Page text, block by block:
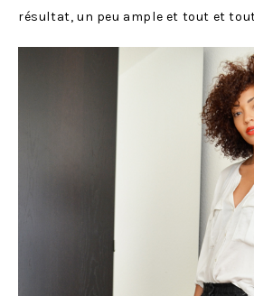
résultat, un peu ample et tout et